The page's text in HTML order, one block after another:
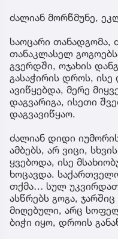
ძალიან მორწმუნე,
საოცარი თანადგომა,
თანაკლასელ
გვერდში, ოჯახის
გასაჭირის დროს,
ავიწყებდა, მერე
დაგვარიგა, ისეთი
დაგვავიწყაო.
ძალიან დიდი
ამბებს, არ ვიცი,
ყვებოდა, ისე
ხოცავდა.
თქმა… სულ
ასწრებს გოგა,
მიღებული, არც
ბიჭი იყო, დროის